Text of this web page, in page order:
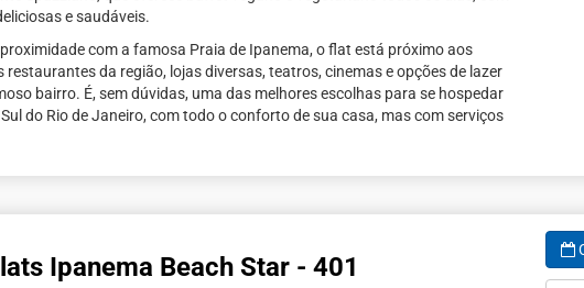
e saudáveis.
com a famosa Praia de Ipanema, o flat está próximo aos
restaurantes da região, lojas diversas, teatros, cinemas e opções de lazer
bairro. É, sem dúvidas, uma das melhores escolhas para se hospedar
do Rio de Janeiro, com todo o conforto de sua casa, mas com serviços
Ipanema Beach Star - 401